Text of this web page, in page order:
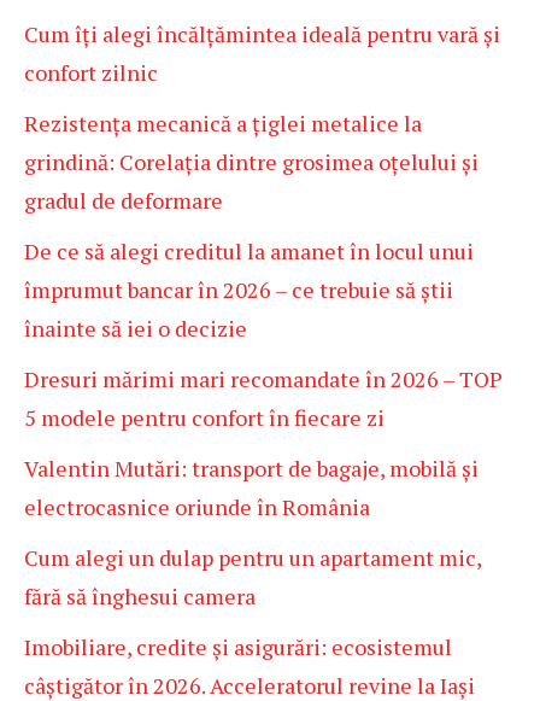
Cum îți alegi încălțămintea ideală pentru vară și
confort zilnic
Rezistența mecanică a țiglei metalice la
grindină: Corelația dintre grosimea oțelului și
gradul de deformare
De ce să alegi creditul la amanet în locul unui
împrumut bancar în 2026 – ce trebuie să știi
înainte să iei o decizie
Dresuri mărimi mari recomandate în 2026 – TOP
5 modele pentru confort în fiecare zi
Valentin Mutări: transport de bagaje, mobilă și
electrocasnice oriunde în România
Cum alegi un dulap pentru un apartament mic,
fără să înghesui camera
Imobiliare, credite și asigurări: ecosistemul
câștigător în 2026. Acceleratorul revine la Iași